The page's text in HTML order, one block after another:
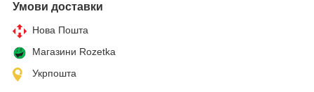
Умови доставки
Нова Пошта
Магазини Rozetka
Укрпошта